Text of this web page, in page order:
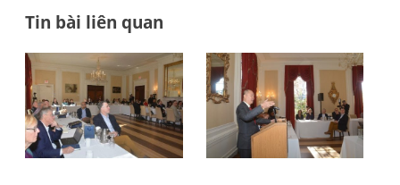
Tin bài liên quan